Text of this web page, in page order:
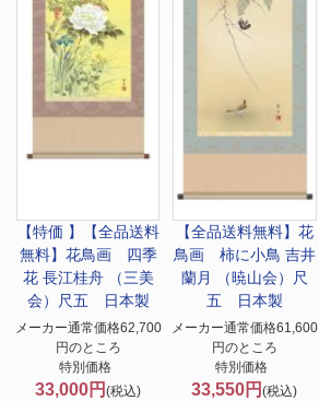
【特価 】【全品送料
無料】 花鳥画 四季
花 長江桂舟 （三美
会）尺五 日本製
メーカー通常価格62,700
円のところ
特別価格
33,000円(税込)
【全品送料無料】 花
鳥画 柿に小鳥 吉井
蘭月 （暁山会）尺
五 日本製
メーカー通常価格61,600
円のところ
特別価格
33,550円(税込)